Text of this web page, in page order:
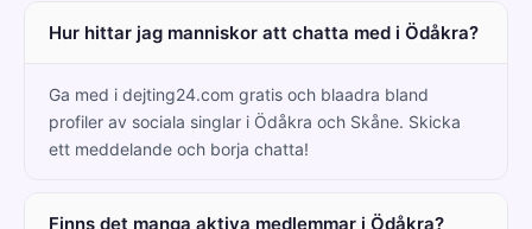
Hur hittar jag manniskor att chatta med i Ödåkra?
Ga med i dejting24.com gratis och blaadra bland
profiler av sociala singlar i Ödåkra och Skåne. Skicka
ett meddelande och borja chatta!
Finns det manga aktiva medlemmar i Ödåkra?